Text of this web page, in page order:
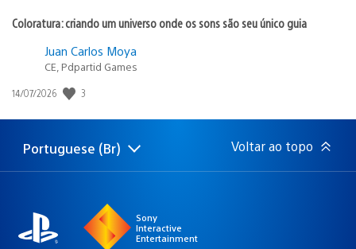
Coloratura: criando um universo onde os sons são seu único guia
Juan Carlos Moya
CE, Pdpartid Games
Data
publicação:
14/07/2026 3
Selecione
uma
Região
atual:
Portuguese (Br) Voltar ao topo
Sony
Interactive
Entertainment